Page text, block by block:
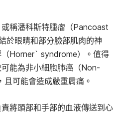
稱潘科斯特腫瘤（Pancoast
於眼睛和部分臉部肌肉的神
Horner` syndrome）。值得
能為非小細胞肺癌（Non-
可能會造成嚴重肩痛。
將頭部和手部的血液傳送到心